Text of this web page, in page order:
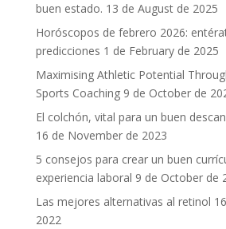
buen estado. 13 de August de 2025
Horóscopos de febrero 2026:
predicciones 1 de February de 2025
Maximising Athletic Potential
Sports Coaching 9 de October de
El colchón, vital para un buen
16 de November de 2023
5 consejos para crear un buen
experiencia laboral 9 de October de
Las mejores alternativas al retinol
2022